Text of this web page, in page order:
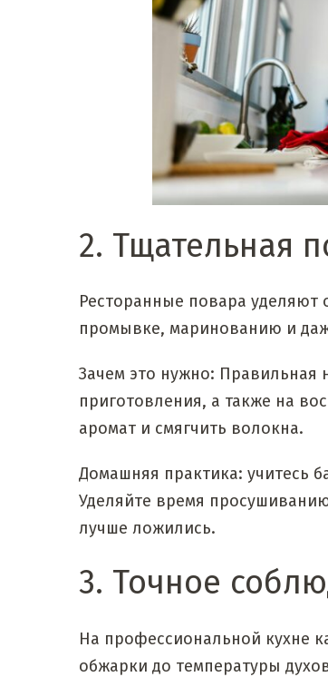
2. Тщательная
Ресторанные повара уделяют
промывке, маринованию и
Зачем это нужно: Правильная
приготовления, а также на
аромат и смягчить волокна.
Домашняя практика: учитесь
Уделяйте время
лучше ложились.
3. Точное
На профессиональной кухне
обжарки до температуры